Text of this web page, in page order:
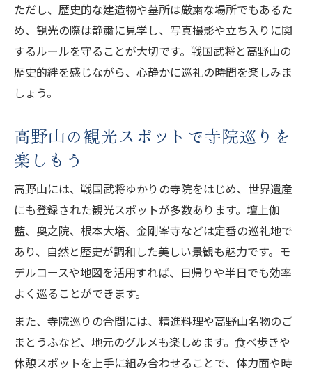
ただし、歴史的な建造物や墓所は厳粛な場所でもあるた
め、観光の際は静粛に見学し、写真撮影や立ち入りに関
するルールを守ることが大切です。戦国武将と高野山の
歴史的絆を感じながら、心静かに巡礼の時間を楽しみま
しょう。
高野山の観光スポットで寺院巡りを
楽しもう
高野山には、戦国武将ゆかりの寺院をはじめ、世界遺産
にも登録された観光スポットが多数あります。壇上伽
藍、奥之院、根本大塔、金剛峯寺などは定番の巡礼地で
あり、自然と歴史が調和した美しい景観も魅力です。モ
デルコースや地図を活用すれば、日帰りや半日でも効率
よく巡ることができます。
また、寺院巡りの合間には、精進料理や高野山名物のご
まとうふなど、地元のグルメも楽しめます。食べ歩きや
休憩スポットを上手に組み合わせることで、体力面や時